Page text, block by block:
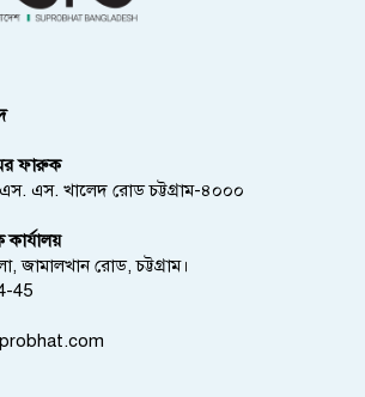
ফারুক
এস. খালেদ রোড চট্টগ্রাম-৪০০০
জামালখান রোড, চট্টগ্রাম।
45